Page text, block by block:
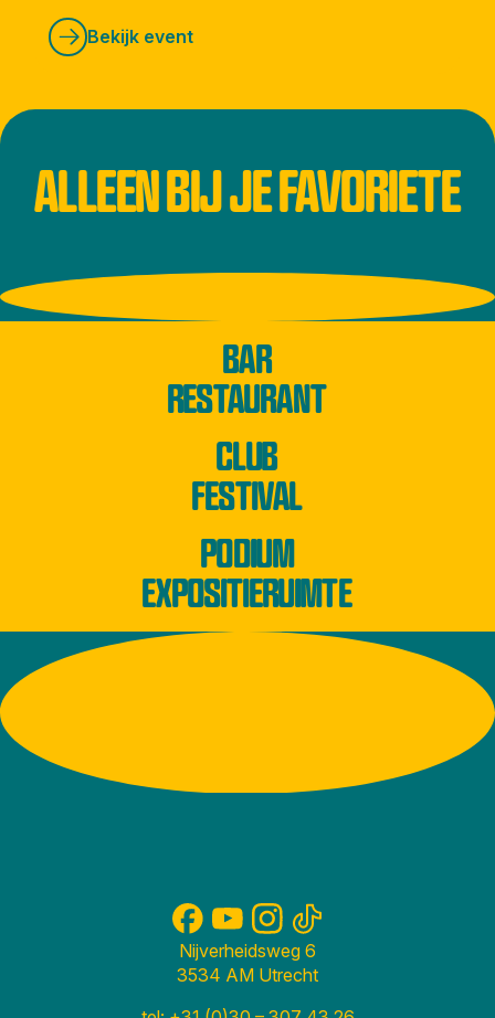
Bekijk event
ALLEEN BIJ JE FAVORIETE
BAR
RESTAURANT
CLUB
FESTIVAL
PODIUM
EXPOSITIERUIMTE
Nijverheidsweg 6
3534 AM Utrecht